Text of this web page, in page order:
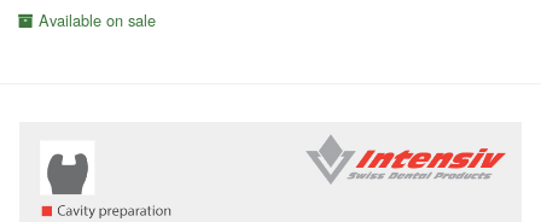
Available on sale